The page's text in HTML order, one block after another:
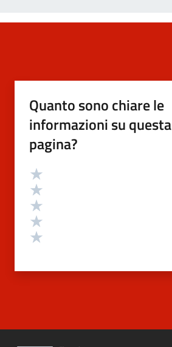
Quanto sono chiare le
informazioni su questa
pagina?
Valutazione